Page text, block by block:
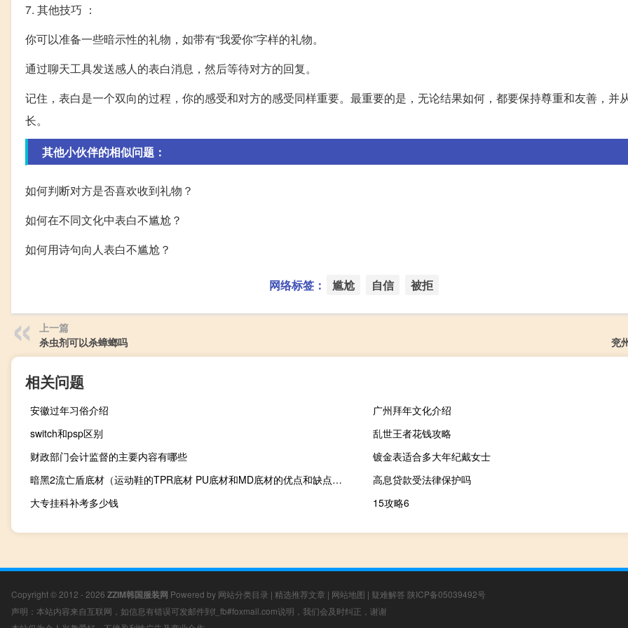
7. 其他技巧 ：
你可以准备一些暗示性的礼物，如带有“我爱你”字样的礼物。
通过聊天工具发送感人的表白消息，然后等待对方的回复。
记住，表白是一个双向的过程，你的感受和对方的感受同样重要。最重要的是，无论结果如何，都要保持尊重和友善，并
长。
其他小伙伴的相似问题：
如何判断对方是否喜欢收到礼物？
如何在不同文化中表白不尴尬？
如何用诗句向人表白不尴尬？
网络标签： 尴尬 自信 被拒
上一篇
杀虫剂可以杀蟑螂吗
兖
相关问题
安徽过年习俗介绍
广州拜年文化介绍
switch和psp区别
乱世王者花钱攻略
财政部门会计监督的主要内容有哪些
镀金表适合多大年纪戴女士
暗黑2流亡盾底材（运动鞋的TPR底材 PU底材和MD底材的优点和缺点是什么）
高息贷款受法律保护吗
大专挂科补考多少钱
15攻略6
Copyright © 2012 - 2026 ZZIM韩国服装网 Powered by 网站分类目录 | 精选推荐文章 | 网站地图 | 疑难解答 陕ICP备05039492号
声明：本站内容来自互联网，如信息有错误可发邮件到f_fb#foxmail.com说明，我们会及时纠正，谢谢